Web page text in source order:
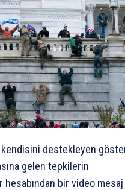
kendisini destekleyen
gelen tepkilerin
hesabından bir video mesaj